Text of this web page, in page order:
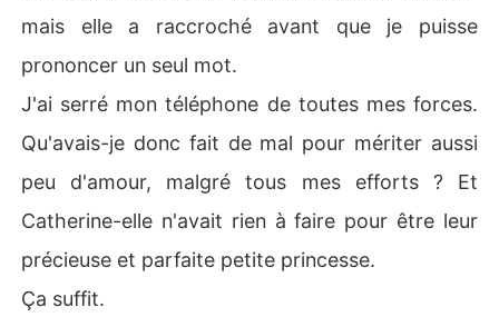
mais elle a raccroché avant que je puisse
prononcer un seul mot.
J'ai serré mon téléphone de toutes mes forces.
Qu'avais-je donc fait de mal pour mériter aussi
peu d'amour, malgré tous mes efforts ? Et
Catherine-elle n'avait rien à faire pour être leur
précieuse et parfaite petite princesse.
Ça suffit.